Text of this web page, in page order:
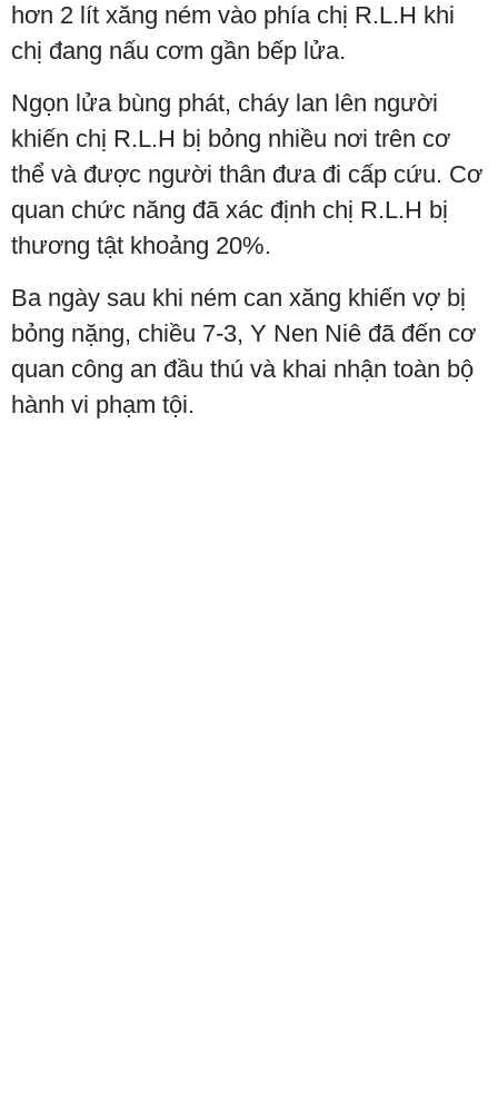
hơn 2 lít xăng ném vào phía chị R.L.H khi
chị đang nấu cơm gần bếp lửa.
Ngọn lửa bùng phát, cháy lan lên người
khiến chị R.L.H bị bỏng nhiều nơi trên cơ
thể và được người thân đưa đi cấp cứu. Cơ
quan chức năng đã xác định chị R.L.H bị
thương tật khoảng 20%.
Ba ngày sau khi ném can xăng khiến vợ bị
bỏng nặng, chiều 7-3, Y Nen Niê đã đến cơ
quan công an đầu thú và khai nhận toàn bộ
hành vi phạm tội.